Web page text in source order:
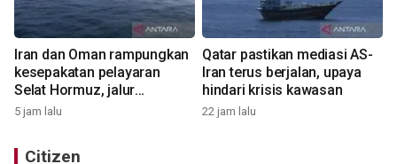
Iran dan Oman rampungkan
kesepakatan pelayaran
Selat Hormuz, jalur
bersyarat
5 jam lalu
Qatar pastikan mediasi AS-
Iran terus berjalan, upaya
hindari krisis kawasan
22 jam lalu
Citizen